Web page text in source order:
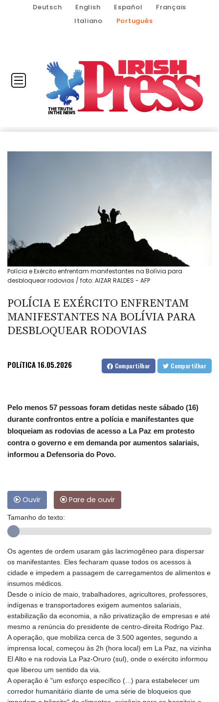
Deutsch English Español
Français
Italiano
Português
Polícia e Exército enfrentam manifestantes na Bolívia para
desbloquear rodovias / foto: AIZAR RALDES - AFP
POLÍCIA E EXÉRCITO ENFRENTAM
MANIFESTANTES NA BOLÍVIA PARA
DESBLOQUEAR RODOVIAS
POLíTICA16.05.2026 Compartilhar Compartilhar
Pelo menos 57 pessoas foram detidas neste sábado (16)
durante confrontos entre a polícia e manifestantes que
bloqueiam as rodovias de acesso a La Paz em protesto
contra o governo e em demanda por aumentos salariais,
informou a Defensoria do Povo.
Ouvir Pare de ouvir
Tamanho do texto:
Os agentes de ordem usaram gás lacrimogêneo para dispersar
os manifestantes. Eles fecharam quase todos os acessos à
cidade e impedem a passagem de carregamentos de alimentos e
insumos médicos.
Desde o início de maio, trabalhadores, agricultores, professores,
indígenas e transportadores exigem aumentos salariais,
estabilização da economia, a não privatização de empresas e até
mesmo a renúncia do presidente de centro-direita Rodrigo Paz.
A operação, que mobiliza cerca de 3.500 agentes, segundo a
imprensa local, começou às 2h (hora local) em La Paz, na vizinha
El Alto e na rodovia La Paz-Oruro (sul), onde o exército informou
que liberou um sentido da via.
A operação é "um esforço específico (...) para estabelecer um
corredor humanitário diante de uma série de bloqueios que